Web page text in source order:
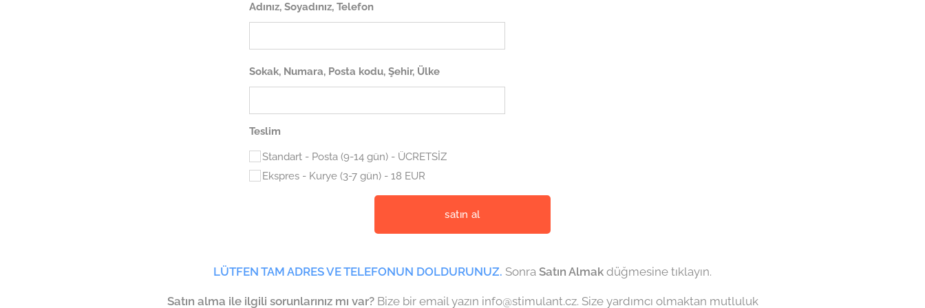
Adınız, Soyadınız, Telefon
Sokak, Numara, Posta kodu, Şehir, Ülke
Teslim
Standart - Posta (9-14 gün) - ÜCRETSİZ
Ekspres - Kurye (3-7 gün) - 18 EUR
satın al
LÜTFEN TAM ADRES VE TELEFONUN DOLDURUNUZ. Sonra Satın Almak düğmesine tıklayın.
Satın alma ile ilgili sorunlarınız mı var? Bize bir email yazın info@stimulant.cz. Size yardımcı olmaktan mutluluk